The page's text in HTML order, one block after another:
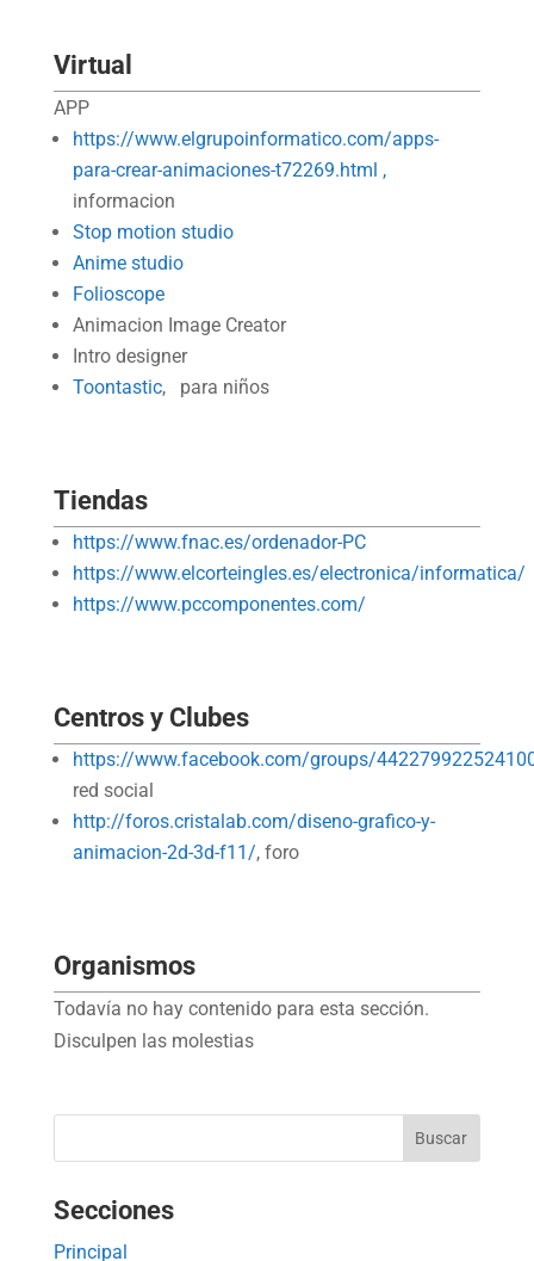
Virtual
APP
https://www.elgrupoinformatico.com/apps-
para-crear-animaciones-t72269.html ,
informacion
Stop motion studio
Anime studio
Folioscope
Animacion Image Creator
Intro designer
Toontastic, para niños
Tiendas
https://www.fnac.es/ordenador-PC
https://www.elcorteingles.es/electronica/informatica/
https://www.pccomponentes.com/
Centros y Clubes
https://www.facebook.com/groups/
red social
http://foros.cristalab.com/diseno-grafico-y-
animacion-2d-3d-f11/, foro
Organismos
Todavía no hay contenido para esta sección.
Disculpen las molestias
Secciones
Principal